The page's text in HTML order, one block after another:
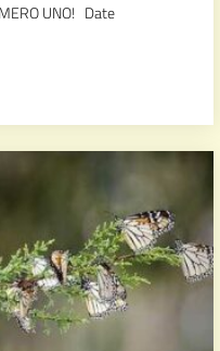
UNO! Date